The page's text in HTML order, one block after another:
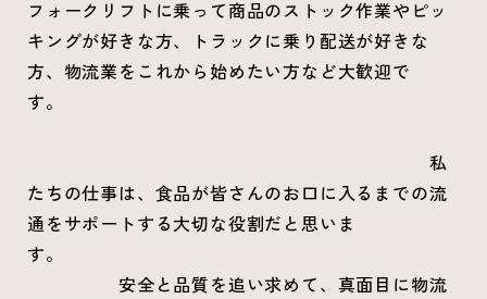
フォークリフトに乗って商品のストック作業やピッ
キングが好きな方、トラックに乗り配送が好きな
方、物流業をこれから始めたい方など大歓迎で
す。
私
たちの仕事は、食品が皆さんのお口に入るまでの流
通をサポートする大切な役割だと思いま
す。
安全と品質を追い求めて、真面目に物流